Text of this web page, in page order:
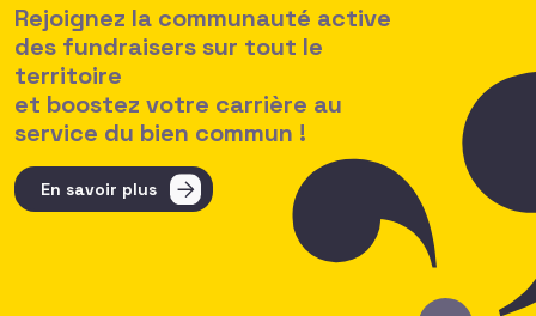
Rejoignez la communauté active
des fundraisers sur tout le
territoire
et boostez votre carrière au
service du bien commun !
En savoir plus